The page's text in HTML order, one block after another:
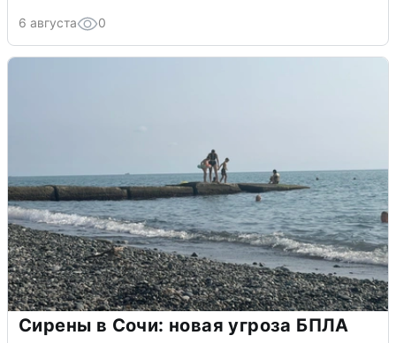
6 августа 0
Сирены в Сочи: новая угроза БПЛА